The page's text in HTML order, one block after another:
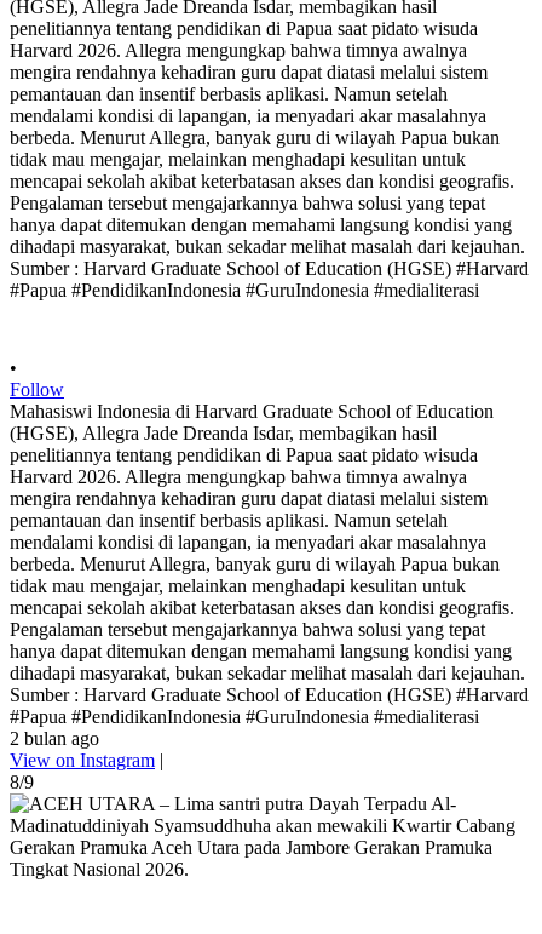
•
Follow
Mahasiswi Indonesia di Harvard Graduate School of Education
(HGSE), Allegra Jade Dreanda Isdar, membagikan hasil
penelitiannya tentang pendidikan di Papua saat pidato wisuda
Harvard 2026. Allegra mengungkap bahwa timnya awalnya
mengira rendahnya kehadiran guru dapat diatasi melalui sistem
pemantauan dan insentif berbasis aplikasi. Namun setelah
mendalami kondisi di lapangan, ia menyadari akar masalahnya
berbeda. Menurut Allegra, banyak guru di wilayah Papua bukan
tidak mau mengajar, melainkan menghadapi kesulitan untuk
mencapai sekolah akibat keterbatasan akses dan kondisi geografis.
Pengalaman tersebut mengajarkannya bahwa solusi yang tepat
hanya dapat ditemukan dengan memahami langsung kondisi yang
dihadapi masyarakat, bukan sekadar melihat masalah dari kejauhan.
Sumber : Harvard Graduate School of Education (HGSE) #Harvard
#Papua #PendidikanIndonesia #GuruIndonesia #medialiterasi
2 bulan ago
View on Instagram |
8/9